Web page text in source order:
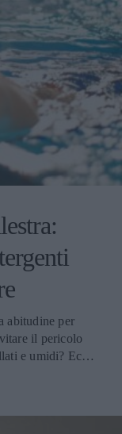
abitudine per
il pericolo
e umidi? Ecco